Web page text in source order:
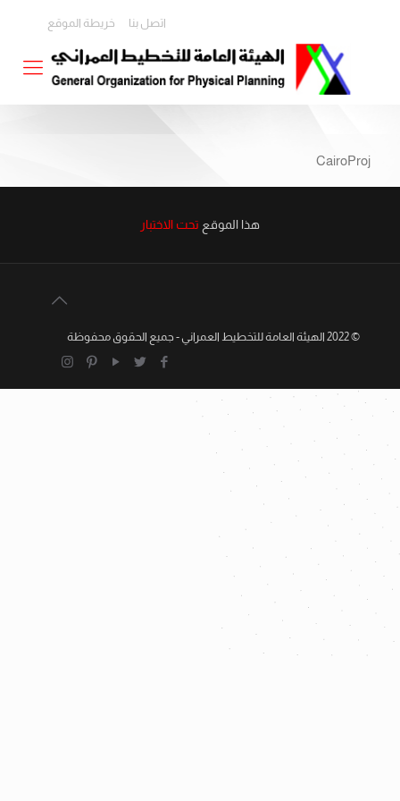
اتصل بنا خريطة الموقع
CairoProj
هذا الموقع تحت الاختبار
© 2022 الهيئة العامة للتخطيط العمراني - جميع الحقوق محفوظة